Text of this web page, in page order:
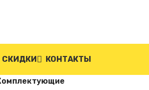
СКИДКИ КОНТАКТЫ